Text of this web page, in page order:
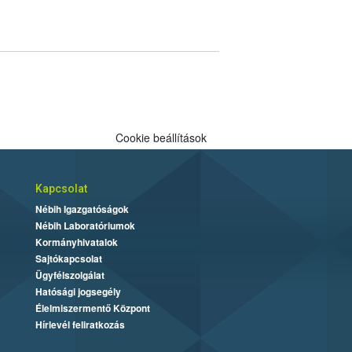
Cookie beállítások
Kapcsolat
Nébih Igazgatóságok
Nébih Laboratóriumok
Kormányhivatalok
Sajtókapcsolat
Ügyfélszolgálat
Hatósági jogsegély
Élelmiszermentő Központ
Hírlevél feliratkozás